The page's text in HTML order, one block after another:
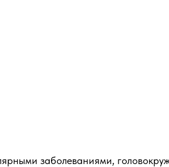
заболеваниями,